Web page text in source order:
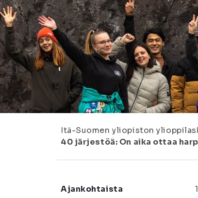
Itä-Suomen yliopiston
40 järjestöä: On aika ottaa
Ajankohtaista